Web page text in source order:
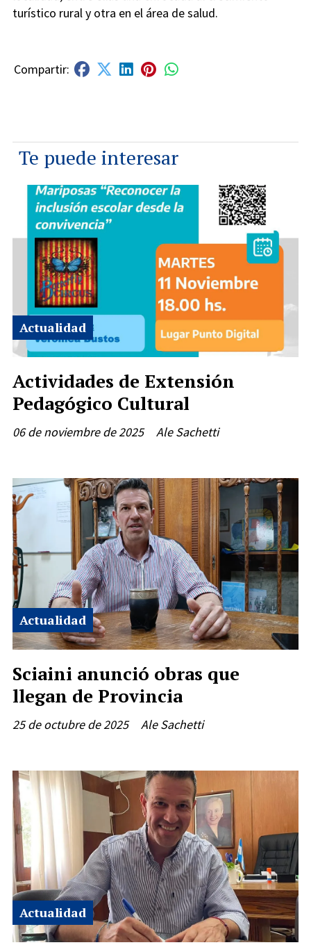
turístico rural y otra en el área de salud.
Te puede interesar
Actividades de Extensión
Pedagógico Cultural
Ale Sachetti
Actualidad
06 de noviembre de 2025
Sciaini anunció obras que
llegan de Provincia
Ale Sachetti
Actualidad
25 de octubre de 2025
Actualidad